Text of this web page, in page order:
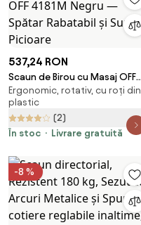
537,24 RON
Scaun de Birou cu Masaj OFF
4181M Negru — Spătar
Rabatabil și Suport Picioare
Ergonomic, rotativ, cu roți din
plastic
(2)
În stoc
Livrare gratuită
-8 %